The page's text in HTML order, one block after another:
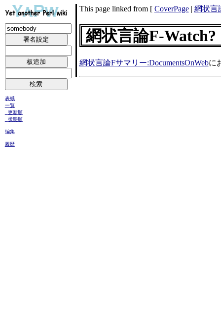
表紙
一覧
更新順
状態順
編集
履歴
This page linked from [ CoverPage| 網状言
網状言論F-Watch?
網状言論Fサマリー:DocumentsOnWebに